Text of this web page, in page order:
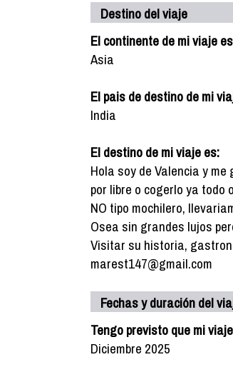
Destino del viaje
El continente de mi viaje
Asia
El pais de destino de mi
India
El destino de mi viaje es:
Hola soy de Valencia y
por libre o cogerlo ya
NO tipo mochilero,
Osea sin grandes lujos
Visitar su historia,
marest147@gmail.com
Fechas y duración del
Tengo previsto que mi
Diciembre 2025